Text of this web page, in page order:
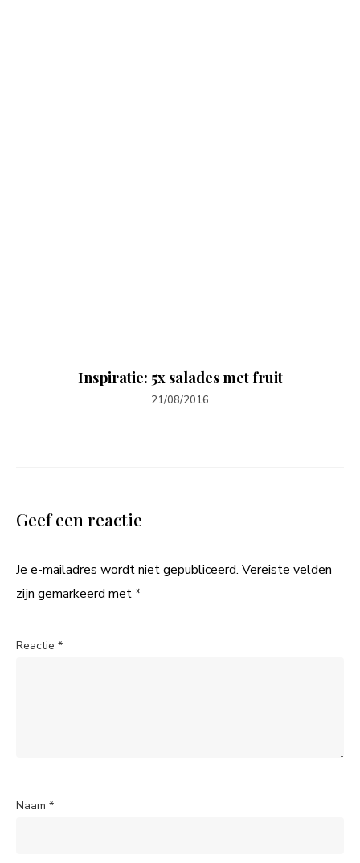
Inspiratie: 5x salades met fruit
21/08/2016
Geef een reactie
Je e-mailadres wordt niet gepubliceerd. Vereiste velden
zijn gemarkeerd met*
Reactie *
Naam *